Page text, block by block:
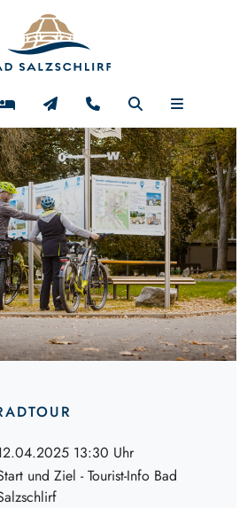
13:30 Uhr
und Ziel - Tourist-Info Bad